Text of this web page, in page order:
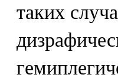
таких